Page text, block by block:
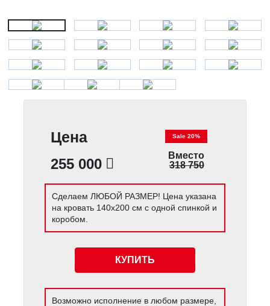
Цена
255 000
Sale 20%
Вместо
318 750
Сделаем ЛЮБОЙ РАЗМЕР! Цена указана
на кровать 140х200 см с одной спинкой и
коробом.
КУПИТЬ
Возможно исполнение в любом размере,